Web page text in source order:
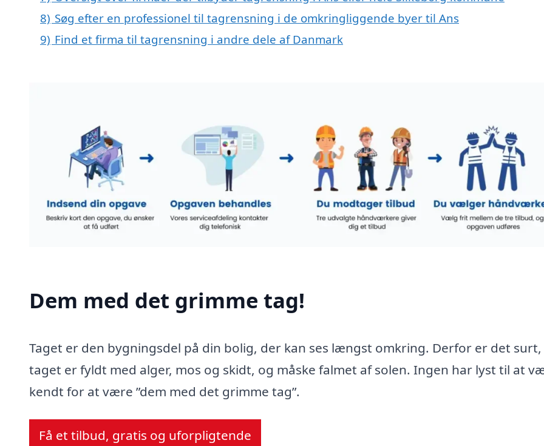
8) Søg efter en professionel til tagrensning i de omkringliggende byer til Ans
9) Find et firma til tagrensning i andre dele af Danmark
Dem med det grimme tag!
Taget er den bygningsdel på din bolig, der kan ses længst omkring. Derfor er det
taget er fyldt med alger, mos og skidt, og måske falmet af solen. Ingen har lyst til at
kendt for at være ”dem med det grimme tag”.
Få et tilbud, gratis og uforpligtende